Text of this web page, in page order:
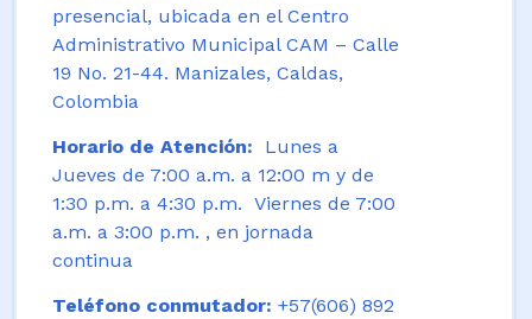
presencial, ubicada en el Centro
Administrativo Municipal CAM – Calle
19 No. 21-44. Manizales, Caldas,
Colombia
Horario de Atención:
Lunes a
Jueves de 7:00 a.m. a 12:00 m y de
1:30 p.m. a 4:30 p.m. Viernes de 7:00
a.m. a 3:00 p.m. , en jornada
continua
Teléfono conmutador: +57(606) 892